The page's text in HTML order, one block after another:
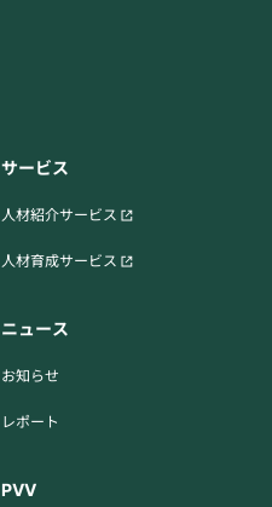
サービス
人材紹介サービス
人材育成サービス
ニュース
お知らせ
レポート
PVV